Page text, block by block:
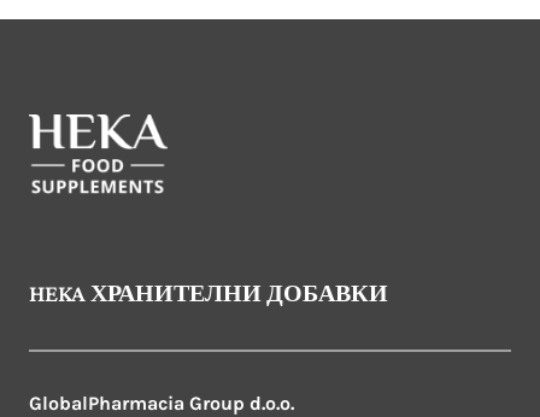
HEKA ХРАНИТЕЛНИ ДОБАВКИ
GlobalPharmacia Group d.o.o.